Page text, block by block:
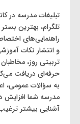
تبلیغات مدرسه در
تلگرام، بهترین
راهنمایی‌های
و انتشار نکات
تربیتی روز،
حرفه‌ای دریافت
به سؤالات عمومی،
مدرسه شما افزایش
آشنایی بیشتر